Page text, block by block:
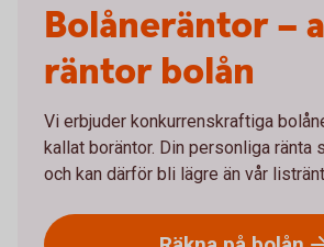
Bolåneräntor –
räntor bolån
Vi erbjuder konkurrenskraftiga
kallat boräntor. Din personliga ränta
och kan därför bli lägre än vår